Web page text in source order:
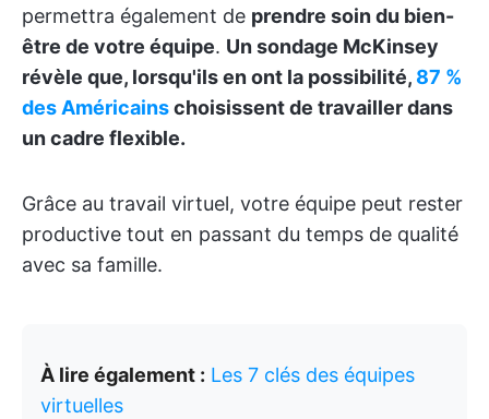
permettra également de prendre soin du bien-
être de votre équipe. Un sondage McKinsey
révèle que, lorsqu'ils en ont la possibilité, 87 %
des Américainschoisissent de travailler dans
un cadre flexible.
Grâce au travail virtuel, votre équipe peut rester
productive tout en passant du temps de qualité
avec sa famille.
À lire également : Les 7 clés des équipes
virtuelles